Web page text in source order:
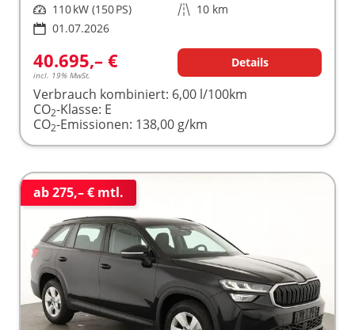
Leistung 110 kW (150 PS) Kilometerstand 10 km
01.07.2026
40.695,– €
incl. 19% MwSt.
Details
Verbrauch kombiniert: 6,00 l/100km
CO2-Klasse: E
CO2-Emissionen: 138,00 g/km
ab 275,– € mtl.